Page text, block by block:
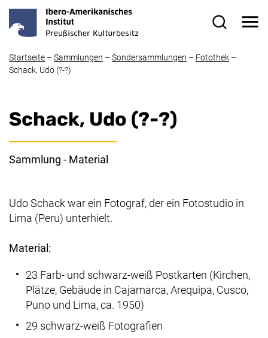
Startseite – Sammlungen – Sondersammlungen – Fotothek –
Schack, Udo (?-?)
Schack, Udo (?-?)
Sammlung - Material
Udo Schack war ein Fotograf, der ein Fotostudio in
Lima (Peru) unterhielt.
Material:
23 Farb- und schwarz-weiß Postkarten (Kirchen,
Plätze, Gebäude in Cajamarca, Arequipa, Cusco,
Puno und Lima, ca. 1950)
29 schwarz-weiß Fotografien